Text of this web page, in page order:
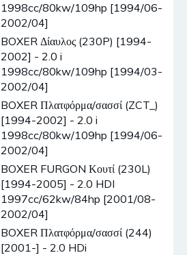
1998cc/80kw/109hp [1994/06-
2002/04]
BOXER Δίαυλος (230P) [1994-
2002] - 2.0 i
1998cc/80kw/109hp [1994/03-
2002/04]
BOXER Πλατφόρμα/σασσί (ZCT_)
[1994-2002] - 2.0 i
1998cc/80kw/109hp [1994/06-
2002/04]
BOXER FURGON Κουτί (230L)
[1994-2005] - 2.0 HDI
1997cc/62kw/84hp [2001/08-
2002/04]
BOXER Πλατφόρμα/σασσί (244)
[2001-] - 2.0 HDi